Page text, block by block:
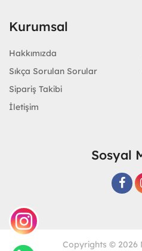
Kurumsal
Hakkımızda
Sıkça Sorulan Sorular
Sipariş Takibi
İletişim
Sosyal
Copyrights © 2026